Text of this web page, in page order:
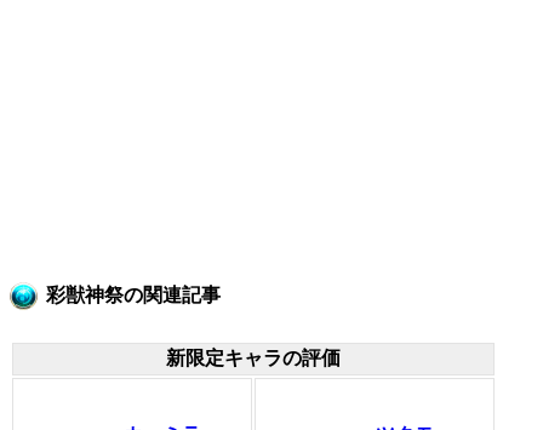
彩獣神祭の関連記事
新限定キャラの評価